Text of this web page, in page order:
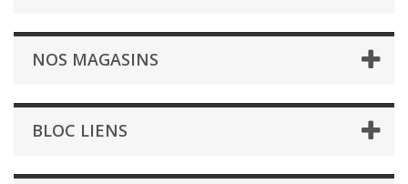
NOS MAGASINS
BLOC LIENS